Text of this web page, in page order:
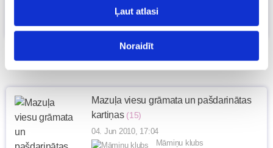
Ļaut atlasi
Noraidīt
04. Jun 2010, 18:51
Mazuļa viesu grāmata un pašdarinātas
kartiņas (15)
04. Jun 2010, 17:04
Māmiņu klubs